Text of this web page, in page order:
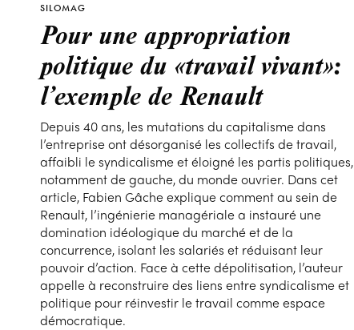
SILOMAG
Pour une appropriation
politique du «travail vivant»:
l’exemple de Renault
Depuis 40 ans, les mutations du capitalisme dans
l’entreprise ont désorganisé les collectifs de travail,
affaibli le syndicalisme et éloigné les partis politiques,
notamment de gauche, du monde ouvrier. Dans cet
article, Fabien Gâche explique comment au sein de
Renault, l’ingénierie managériale a instauré une
domination idéologique du marché et de la
concurrence, isolant les salariés et réduisant leur
pouvoir d’action. Face à cette dépolitisation, l’auteur
appelle à reconstruire des liens entre syndicalisme et
politique pour réinvestir le travail comme espace
démocratique.